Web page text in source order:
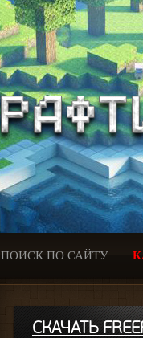
ПОИСК ПО САЙТУ
СКАЧАТЬ